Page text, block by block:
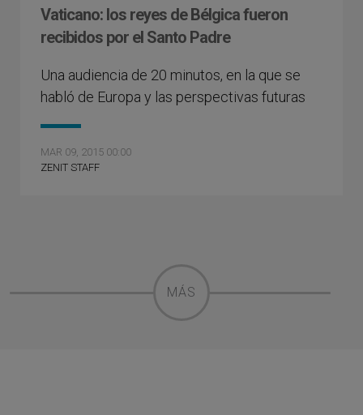
Vaticano: los reyes de Bélgica fueron
recibidos por el Santo Padre
Una audiencia de 20 minutos, en la que se
habló de Europa y las perspectivas futuras
MAR 09, 2015 00:00
ZENIT STAFF
MÁS